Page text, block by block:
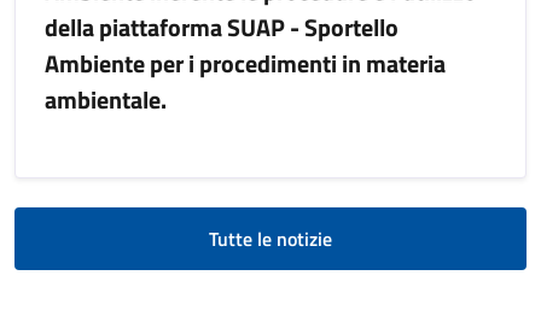
della piattaforma SUAP - Sportello
Ambiente per i procedimenti in materia
ambientale.
Tutte le notizie